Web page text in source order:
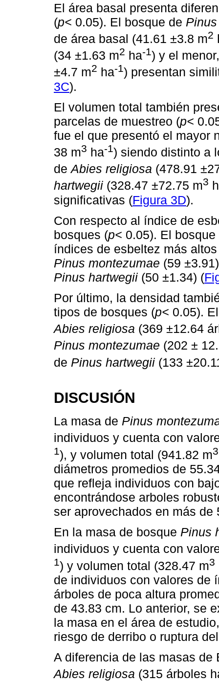
El área basal presenta
(p< 0.05). El bosque de
de área basal (41.61 ±3.8 m2
(34 ±1.63 m2 ha-1) y el
±4.7 m2 ha-1) presentan
3C).
El volumen total también
parcelas de muestreo (p<
fue el que presentó el mayor
38 m3 ha-1) siendo distinto a
deAbies religiosa (478.91
hartwegii (328.47 ±72.75 m3
significativas (Figura 3D).
Con respecto al índice de
bosques (p< 0.05). El
índices de esbeltez más
Pinus montezumae (59
Pinus hartwegii (50 ±1.34) (
Por último, la densidad
tipos de bosques (p< 0.05).
Abies religiosa (369 ±12.64
Pinus montezumae (202 ±
de Pinus hartwegii (133
DISCUSIÓN
La masa de Pinus
individuos y cuenta con
1), y volumen total (941.82 m3
diámetros promedios de
que refleja individuos con
encontrándose arboles
ser aprovechados en más de
En la masa de bosque Pinus
individuos y cuenta con
1) y volumen total (328.47 m3
de individuos con valores de
árboles de poca altura
de 43.83 cm. Lo anterior, se
la masa en el área de
riesgo de derribo o ruptura
A diferencia de las masas de
Abies religiosa (315 árboles